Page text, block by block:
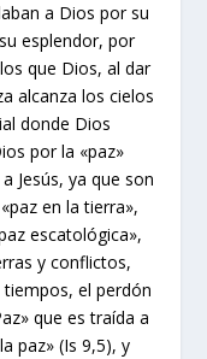
a Dios por su
esplendor, por
que Dios, al dar
alcanza los cielos
donde Dios
por la «paz»
Jesús, ya que son
en la tierra»,
escatológica»,
y conflictos,
el perdón
que es traída a
paz» (Is 9,5), y